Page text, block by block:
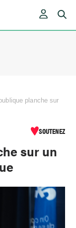
planche sur
SOUTENEZ
sur un